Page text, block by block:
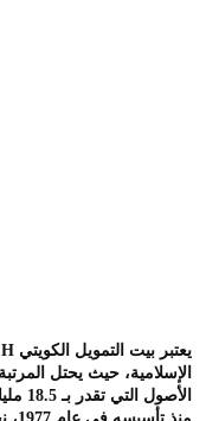
يعتبر بيت التمويل الكويتي KFH
الإسلامية، حيث يحتل
الأصول التي تقدر بـ 18.5 مليار دينار كويتي